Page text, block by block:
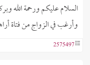
وأرغب في الزواج من
2575497